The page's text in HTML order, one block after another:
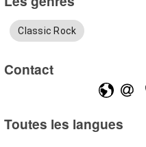
Classic Rock
Contact
Toutes les langues